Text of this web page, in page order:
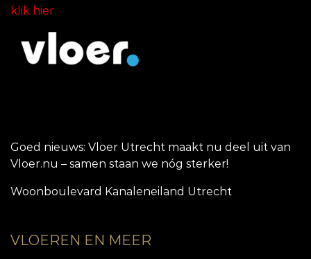
klik hier
Goed nieuws: Vloer Utrecht maakt nu deel uit van
Vloer.nu – samen staan we nóg sterker!
Woonboulevard Kanaleneiland Utrecht
VLOEREN EN MEER